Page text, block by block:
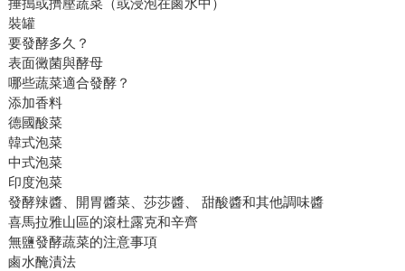
捶搗或擠壓蔬菜（或浸泡在鹵水中）
裝罐
要發酵多久？
表面黴菌與酵母
哪些蔬菜適合發酵？
添加香料
德國酸菜
韓式泡菜
中式泡菜
印度泡菜
發酵辣醬、開胃醬菜、莎莎醬、 甜酸醬和其他調味醬
喜馬拉雅山區的滾杜露克和辛齊
無鹽發酵蔬菜的注意事項
鹵水醃漬法